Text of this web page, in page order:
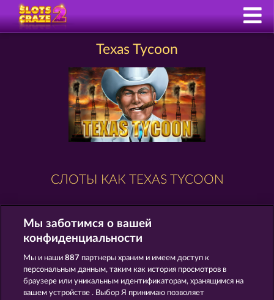
Texas Tycoon
СЛОТЫ КАК TEXAS TYCOON
DEAD LEGION ROBIN & HIS GIRL
Мы заботимся о вашей
конфиденциальности
Мы и наши887 партнеры храним и имеем доступ к
персональным данным, таким как история просмотров в
браузере или уникальным идентификаторам, хранящимся на
вашем устройстве . Выбор Я принимаю позволяет